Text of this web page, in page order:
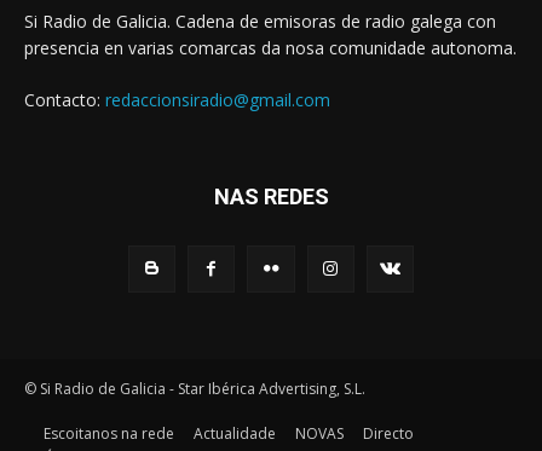
Si Radio de Galicia. Cadena de emisoras de radio galega con
presencia en varias comarcas da nosa comunidade autonoma.
Contacto: redaccionsiradio@gmail.com
NAS REDES
© Si Radio de Galicia - Star Ibérica Advertising, S.L.
Escoitanos na rede Actualidade NOVAS
Directo